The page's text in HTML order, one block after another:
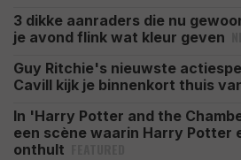
3 dikke aanraders die nu
je avond flink wat kleur geven
Guy Ritchie's nieuwste
Cavill kijk je binnenkort thuis
In 'Harry Potter and the
een scène waarin Harry Potter
onthult